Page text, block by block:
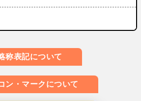
称表記について
ン・マークについて